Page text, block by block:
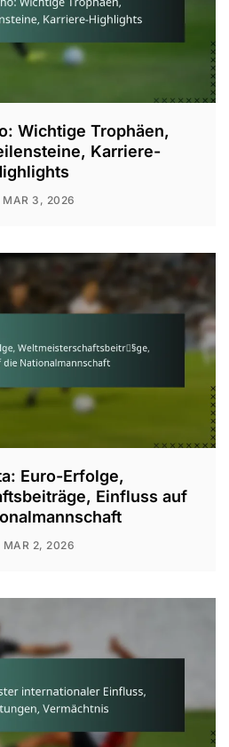
Wichtige Trophäen,
Karriere-
MAR 3, 2026
Euro-Erfolge,
Einfluss auf
MAR 2, 2026